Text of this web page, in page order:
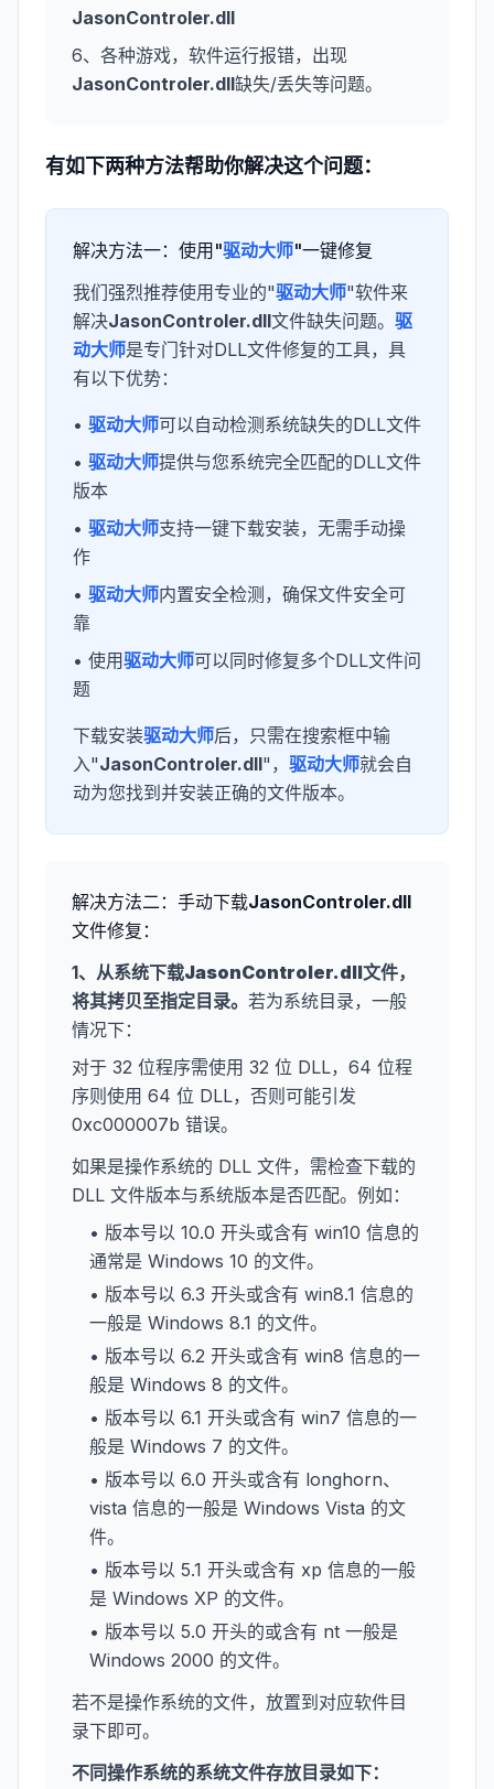
JasonControler.dll
6、各种游戏，软件运行报错，出现
JasonControler.dll缺失/丢失等问题。
有如下两种方法帮助你解决这个问题：
解决方法一：使用"驱动大师"一键修复
我们强烈推荐使用专业的"驱动大师"软件来
解决JasonControler.dll文件缺失问题。 驱
动大师是专门针对DLL文件修复的工具，具
有以下优势：
• 驱动大师可以自动检测系统缺失的DLL文件
• 驱动大师提供与您系统完全匹配的DLL文件
版本
• 驱动大师支持一键下载安装，无需手动操
作
• 驱动大师内置安全检测，确保文件安全可
靠
• 使用驱动大师可以同时修复多个DLL文件问
题
下载安装驱动大师后，只需在搜索框中输
入"JasonControler.dll"， 驱动大师就会自
动为您找到并安装正确的文件版本。
解决方法二：手动下载JasonControler.dll
文件修复：
1、从系统下载JasonControler.dll文件，
将其拷贝至指定目录。 若为系统目录，一般
情况下：
对于 32 位程序需使用 32 位 DLL，64 位程
序则使用 64 位 DLL，否则可能引发
0xc000007b 错误。
如果是操作系统的 DLL 文件，需检查下载的
DLL 文件版本与系统版本是否匹配。例如：
• 版本号以 10.0 开头或含有 win10 信息的
通常是 Windows 10 的文件。
• 版本号以 6.3 开头或含有 win8.1 信息的
一般是 Windows 8.1 的文件。
• 版本号以 6.2 开头或含有 win8 信息的一
般是 Windows 8 的文件。
• 版本号以 6.1 开头或含有 win7 信息的一
般是 Windows 7 的文件。
• 版本号以 6.0 开头或含有 longhorn、
vista 信息的一般是 Windows Vista 的文
件。
• 版本号以 5.1 开头或含有 xp 信息的一般
是 Windows XP 的文件。
• 版本号以 5.0 开头的或含有 nt 一般是
Windows 2000 的文件。
若不是操作系统的文件，放置到对应软件目
录下即可。
不同操作系统的系统文件存放目录如下：